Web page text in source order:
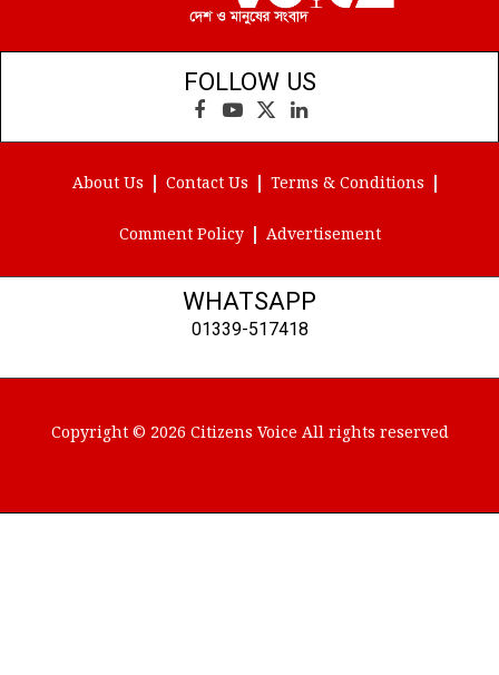
FOLLOW US
Facebook
YouTube
X
(Twitter)
LinkedIn
About Us Contact Us Terms & Conditions
Comment Policy Advertisement
WHATSAPP
01339-517418
Copyright © 2026 Citizens Voice All rights reserved